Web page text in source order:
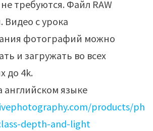
требуются. Файл RAW
Видео с урока
фотографий можно
и загружать во всех
до 4k.
английском языке
products/ph
depth-and-light